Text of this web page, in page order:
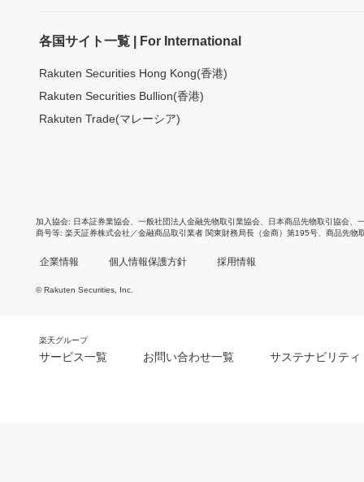
各国サイト一覧 | For International
Rakuten Securities Hong Kong(香港)
Rakuten Securities Bullion(香港)
Rakuten Trade(マレーシア)
加入協会 日本証券業協会 一般社団法人金融先物取引業協会 日本商品先物取引協会
商号等 楽天証券株式会社／金融商品取引業者 関東財務局長（金商）第195号、商品先物
企業情報 個人情報保護方針 採用情報
© Rakuten Securities, Inc.
楽天グループ
サービス一覧 お問い合わせ一覧 サステナビリティ